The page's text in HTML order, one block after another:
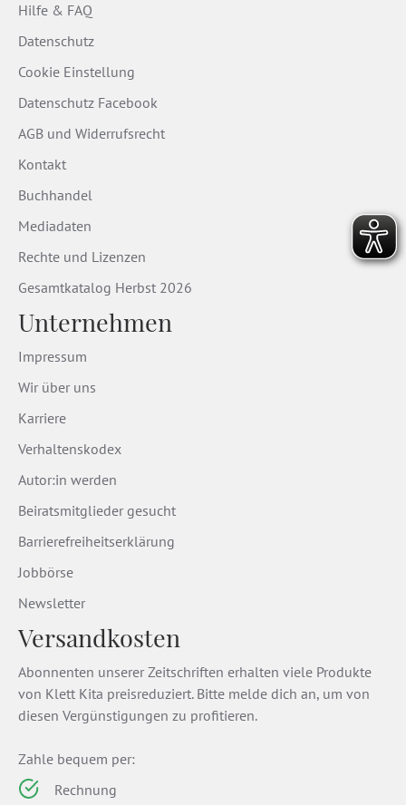
Hilfe & FAQ
Datenschutz
Cookie Einstellung
Datenschutz Facebook
AGB und Widerrufsrecht
Kontakt
Buchhandel
Mediadaten
Rechte und Lizenzen
Gesamtkatalog Herbst 2026
Unternehmen
Impressum
Wir über uns
Karriere
Verhaltenskodex
Autor:in werden
Beiratsmitglieder gesucht
Barrierefreiheitserklärung
Jobbörse
Newsletter
Versandkosten
Abonnenten unserer Zeitschriften erhalten viele Produkte
von Klett Kita preisreduziert. Bitte melde dich an, um von
diesen Vergünstigungen zu profitieren.
Zahle bequem per:
Rechnung